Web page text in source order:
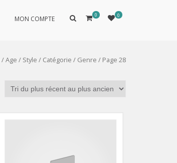
MON COMPTE
Afficher0 0
/Age / Style / Catégorie / Genre / Page 28